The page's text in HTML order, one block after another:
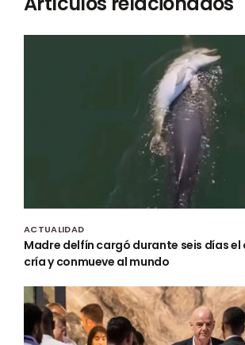
ACTUALIDAD
Madre delfín cargó durante seis días el
cría y conmueve al mundo